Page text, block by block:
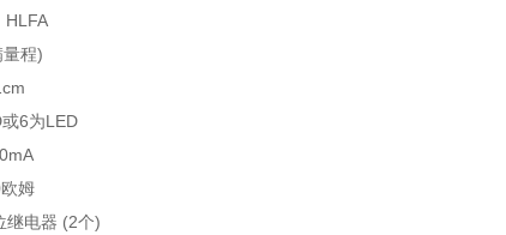
程)
6为LED
姆
电器 (2个)